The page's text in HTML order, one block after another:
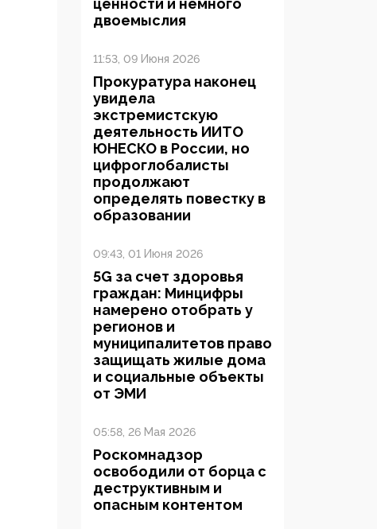
ценности и немного
двоемыслия
11:53, 09 Июня 2026
Прокуратура наконец
увидела
экстремистскую
деятельность ИИТО
ЮНЕСКО в России, но
цифроглобалисты
продолжают
определять повестку в
образовании
09:43, 01 Июня 2026
5G за счет здоровья
граждан: Минцифры
намерено отобрать у
регионов и
муниципалитетов право
защищать жилые дома
и социальные объекты
от ЭМИ
05:58, 26 Мая 2026
Роскомнадзор
освободили от борца с
деструктивным и
опасным контентом